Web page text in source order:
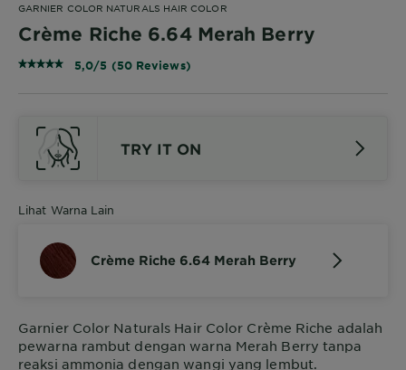
GARNIER COLOR NATURALS HAIR COLOR
Crème Riche 6.64 Merah Berry
5,0/5 (50 Reviews)
TRY IT ON
Lihat Warna Lain
Crème Riche 6.64 Merah Berry
Garnier Color Naturals Hair Color Crème Riche adalah
pewarna rambut dengan warna Merah Berry tanpa
reaksi ammonia dengan wangi yang lembut.